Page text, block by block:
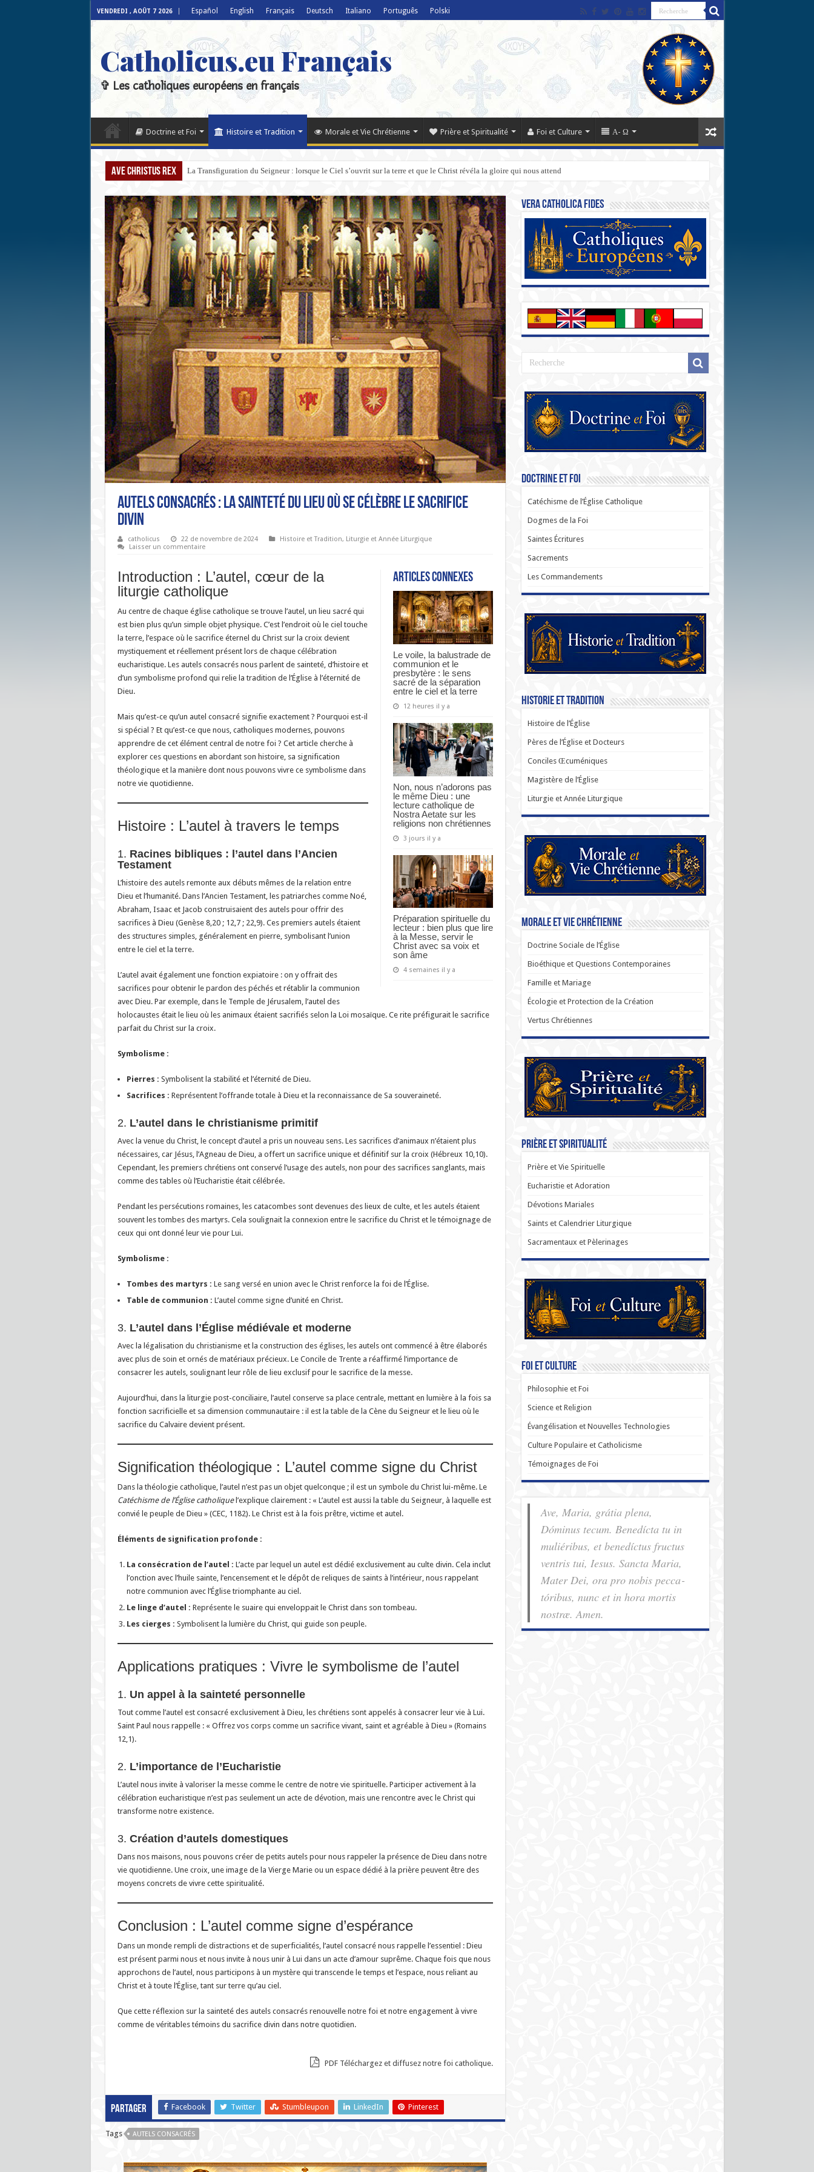
VENDREDI , AOÛT 7 2026 Español English Français Deutsch Italiano Português Polski
Catholicus.eu Français
✞ Les catholiques européens en français
Doctrine et Foi Histoire et Tradition Morale et Vie Chrétienne Prière et Spiritualité Foi et Culture Α- Ω
Ave Christus Rex La Transfiguration du Seigneur : lorsque le Ciel s’ouvrit sur la terre et que le Christ révéla la gloire qui nous attend
Autels consacrés : la sainteté du lieu où se célèbre le sacrifice
divin
catholicus 22 de novembre de 2024 Histoire et Tradition, Liturgie et Année Liturgique
Laisser un commentaire
Articles connexes
Le voile, la balustrade de
communion et le
presbytère : le sens
sacré de la séparation
entre le ciel et la terre
12 heures il y a
Non, nous n’adorons pas
le même Dieu : une
lecture catholique de
Nostra Aetate sur les
religions non chrétiennes
3 jours il y a
Préparation spirituelle du
lecteur : bien plus que lire
à la Messe, servir le
Christ avec sa voix et
son âme
4 semaines il y a
Introduction : L’autel, cœur de la
liturgie catholique
Au centre de chaque église catholique se trouve l’autel, un lieu sacré qui
est bien plus qu’un simple objet physique. C’est l’endroit où le ciel touche
la terre, l’espace où le sacrifice éternel du Christ sur la croix devient
mystiquement et réellement présent lors de chaque célébration
eucharistique. Les autels consacrés nous parlent de sainteté, d’histoire et
d’un symbolisme profond qui relie la tradition de l’Église à l’éternité de
Dieu.
Mais qu’est-ce qu’un autel consacré signifie exactement ? Pourquoi est-il
si spécial ? Et qu’est-ce que nous, catholiques modernes, pouvons
apprendre de cet élément central de notre foi ? Cet article cherche à
explorer ces questions en abordant son histoire, sa signification
théologique et la manière dont nous pouvons vivre ce symbolisme dans
notre vie quotidienne.
Histoire : L’autel à travers le temps
1. Racines bibliques : l’autel dans l’Ancien
Testament
L’histoire des autels remonte aux débuts mêmes de la relation entre
Dieu et l’humanité. Dans l’Ancien Testament, les patriarches comme Noé,
Abraham, Isaac et Jacob construisaient des autels pour offrir des
sacrifices à Dieu (Genèse 8,20 ; 12,7 ; 22,9). Ces premiers autels étaient
des structures simples, généralement en pierre, symbolisant l’union
entre le ciel et la terre.
L’autel avait également une fonction expiatoire : on y offrait des
sacrifices pour obtenir le pardon des péchés et rétablir la communion
avec Dieu. Par exemple, dans le Temple de Jérusalem, l’autel des
holocaustes était le lieu où les animaux étaient sacrifiés selon la Loi mosaïque. Ce rite préfigurait le sacrifice
parfait du Christ sur la croix.
Symbolisme :
Pierres : Symbolisent la stabilité et l’éternité de Dieu.
Sacrifices : Représentent l’offrande totale à Dieu et la reconnaissance de Sa souveraineté.
2. L’autel dans le christianisme primitif
Avec la venue du Christ, le concept d’autel a pris un nouveau sens. Les sacrifices d’animaux n’étaient plus
nécessaires, car Jésus, l’Agneau de Dieu, a offert un sacrifice unique et définitif sur la croix (Hébreux 10,10).
Cependant, les premiers chrétiens ont conservé l’usage des autels, non pour des sacrifices sanglants, mais
comme des tables où l’Eucharistie était célébrée.
Pendant les persécutions romaines, les catacombes sont devenues des lieux de culte, et les autels étaient
souvent les tombes des martyrs. Cela soulignait la connexion entre le sacrifice du Christ et le témoignage de
ceux qui ont donné leur vie pour Lui.
Symbolisme :
Tombes des martyrs : Le sang versé en union avec le Christ renforce la foi de l’Église.
Table de communion : L’autel comme signe d’unité en Christ.
3. L’autel dans l’Église médiévale et moderne
Avec la légalisation du christianisme et la construction des églises, les autels ont commencé à être élaborés
avec plus de soin et ornés de matériaux précieux. Le Concile de Trente a réaffirmé l’importance de
consacrer les autels, soulignant leur rôle de lieu exclusif pour le sacrifice de la messe.
Aujourd’hui, dans la liturgie post-conciliaire, l’autel conserve sa place centrale, mettant en lumière à la fois sa
fonction sacrificielle et sa dimension communautaire : il est la table de la Cène du Seigneur et le lieu où le
sacrifice du Calvaire devient présent.
Signification théologique : L’autel comme signe du Christ
Dans la théologie catholique, l’autel n’est pas un objet quelconque ; il est un symbole du Christ lui-même. Le
Catéchisme de l’Église catholiquel’explique clairement : « L’autel est aussi la table du Seigneur, à laquelle est
convié le peuple de Dieu » (CEC, 1182). Le Christ est à la fois prêtre, victime et autel.
Éléments de signification profonde :
La consécration de l’autel : L’acte par lequel un autel est dédié exclusivement au culte divin. Cela inclut
l’onction avec l’huile sainte, l’encensement et le dépôt de reliques de saints à l’intérieur, nous rappelant
notre communion avec l’Église triomphante au ciel.
Le linge d’autel : Représente le suaire qui enveloppait le Christ dans son tombeau.
Les cierges : Symbolisent la lumière du Christ, qui guide son peuple.
Applications pratiques : Vivre le symbolisme de l’autel
1. Un appel à la sainteté personnelle
Tout comme l’autel est consacré exclusivement à Dieu, les chrétiens sont appelés à consacrer leur vie à Lui.
Saint Paul nous rappelle : « Offrez vos corps comme un sacrifice vivant, saint et agréable à Dieu » (Romains
12,1).
2. L’importance de l’Eucharistie
L’autel nous invite à valoriser la messe comme le centre de notre vie spirituelle. Participer activement à la
célébration eucharistique n’est pas seulement un acte de dévotion, mais une rencontre avec le Christ qui
transforme notre existence.
3. Création d’autels domestiques
Dans nos maisons, nous pouvons créer de petits autels pour nous rappeler la présence de Dieu dans notre
vie quotidienne. Une croix, une image de la Vierge Marie ou un espace dédié à la prière peuvent être des
moyens concrets de vivre cette spiritualité.
Conclusion : L’autel comme signe d’espérance
Dans un monde rempli de distractions et de superficialités, l’autel consacré nous rappelle l’essentiel : Dieu
est présent parmi nous et nous invite à nous unir à Lui dans un acte d’amour suprême. Chaque fois que nous
approchons de l’autel, nous participons à un mystère qui transcende le temps et l’espace, nous reliant au
Christ et à toute l’Église, tant sur terre qu’au ciel.
Que cette réflexion sur la sainteté des autels consacrés renouvelle notre foi et notre engagement à vivre
comme de véritables témoins du sacrifice divin dans notre quotidien.
PDF Téléchargez et diffusez notre foi catholique.
Partager Facebook Twitter Stumbleupon LinkedIn Pinterest
Tags AUTELS CONSACRÉS
Vera Catholica Fides
Doctrine et Foi
Catéchisme de l’Église Catholique
Dogmes de la Foi
Saintes Écritures
Sacrements
Les Commandements
Historie et Tradition
Histoire de l’Église
Pères de l’Église et Docteurs
Conciles Œcuméniques
Magistère de l’Église
Liturgie et Année Liturgique
Morale et Vie Chrétienne
Doctrine Sociale de l’Église
Bioéthique et Questions Contemporaines
Famille et Mariage
Écologie et Protection de la Création
Vertus Chrétiennes
Prière et Spiritualité
Prière et Vie Spirituelle
Eucharistie et Adoration
Dévotions Mariales
Saints et Calendrier Liturgique
Sacramentaux et Pèlerinages
Foi et Culture
Philosophie et Foi
Science et Religion
Évangélisation et Nouvelles Technologies
Culture Populaire et Catholicisme
Témoignages de Foi
Ave, Maria, grátia plena,
Dóminus tecum. Benedícta tu in
muliéribus, et benedíctus fructus
ventris tui, Iesus. Sancta Maria,
Mater Dei, ora pro nobis pec­ca­
tóribus, nunc et in hora mortis
nostræ. Amen.